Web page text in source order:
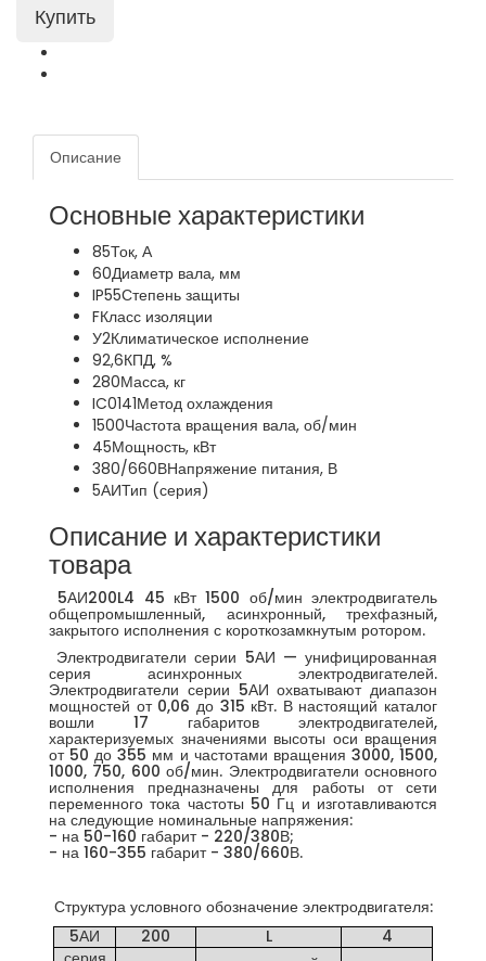
Описание
Основные характеристики
85Ток, А
60Диаметр вала, мм
IP55Степень защиты
FКласс изоляции
У2Климатическое исполнение
92,6КПД, %
280Масса, кг
IC0141Метод охлаждения
1500Частота вращения вала, об/мин
45Мощность, кВт
380/660ВНапряжение питания, В
5АИТип (серия)
Описание и характеристики
товара
5АИ200L4 45 кВт 1500 об/мин электродвигатель
общепромышленный, асинхронный, трехфазный,
закрытого исполнения с короткозамкнутым ротором.
Электродвигатели серии 5АИ — унифицированная
серия асинхронных электродвигателей.
Электродвигатели серии 5АИ охватывают диапазон
мощностей от 0,06 до 315 кВт. В настоящий каталог
вошли 17 габаритов электродвигателей,
характеризуемых значениями высоты оси вращения
от 50 до 355 мм и частотами вращения 3000, 1500,
1000, 750, 600 об/мин. Электродвигатели основного
исполнения предназначены для работы от сети
переменного тока частоты 50 Гц и изготавливаются
на следующие номинальные напряжения:
- на 50-160 габарит - 220/380В;
- на 160-355 габарит - 380/660В.
Структура условного обозначение электродвигателя:
5АИ
200 L
4